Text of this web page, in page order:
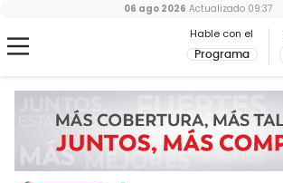
Hable con el
Programa
06 ago 2026 Actualizado 09:37